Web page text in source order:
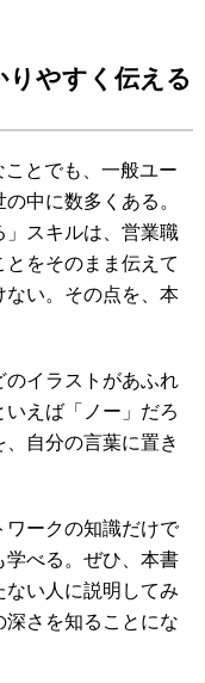
やすく伝える
とでも、一般ユー
中に数多くある。
」スキルは、営業職
をそのまま伝えて
ない。その点を、本
イラストがあふれ
えば「ノー」だろ
自分の言葉に置き
ークの知識だけで
学べる。ぜひ、本書
い人に説明してみ
さを知ることにな